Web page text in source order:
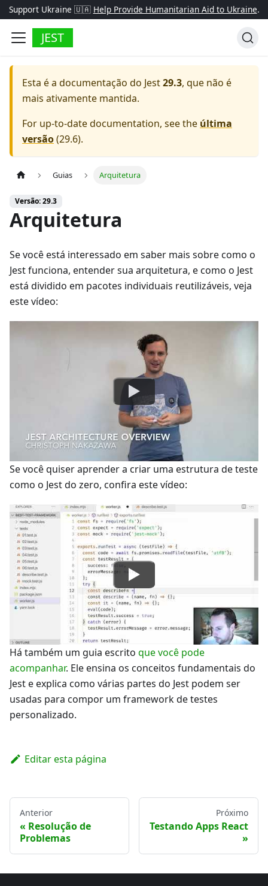
Support Ukraine 🇺🇦 Help Provide Humanitarian Aid to Ukraine.
JEST
Esta é a documentação do Jest29.3, que não é
mais ativamente mantida.
For up-to-date documentation, see the última
versão(29.6).
Guias Arquitetura
Versão: 29.3
Arquitetura
Se você está interessado em saber mais sobre como o
Jest funciona, entender sua arquitetura, e como o Jest
está dividido em pacotes individuais reutilizáveis, veja
este vídeo:
Se você quiser aprender a criar uma estrutura de teste
como o Jest do zero, confira este vídeo:
Há também um guia escrito que você pode
acompanhar. Ele ensina os conceitos fundamentais do
Jest e explica como várias partes do Jest podem ser
usadas para compor um framework de testes
personalizado.
Editar esta página
Anterior
Resolução de
Problemas
Próximo
Testando Apps React